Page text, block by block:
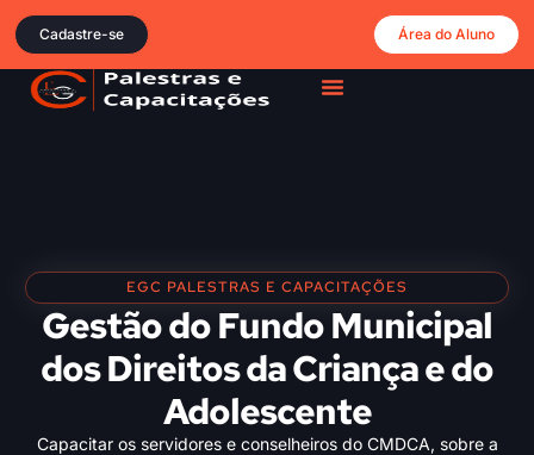
Cadastre-se Área do Aluno
EGC PALESTRAS E CAPACITAÇÕES
Gestão do Fundo Municipal
dos Direitos da Criança e do
Adolescente
Capacitar os servidores e conselheiros do CMDCA, sobre a